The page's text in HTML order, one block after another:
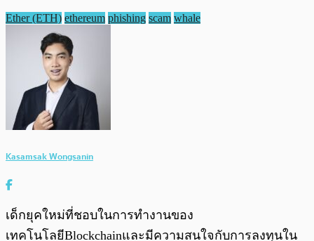
Ether (ETH) ethereum phishing scam whale
Kasamsak Wongsanin
เด็กยุคใหม่ที่ชอบในการทำงานของ
เทคโนโลยีBlockchainและมีความสนใจกับการลงทุนใน